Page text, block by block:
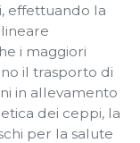
effettuando la
i maggiori
il trasporto di
in allevamento
dei ceppi, la
per la salute